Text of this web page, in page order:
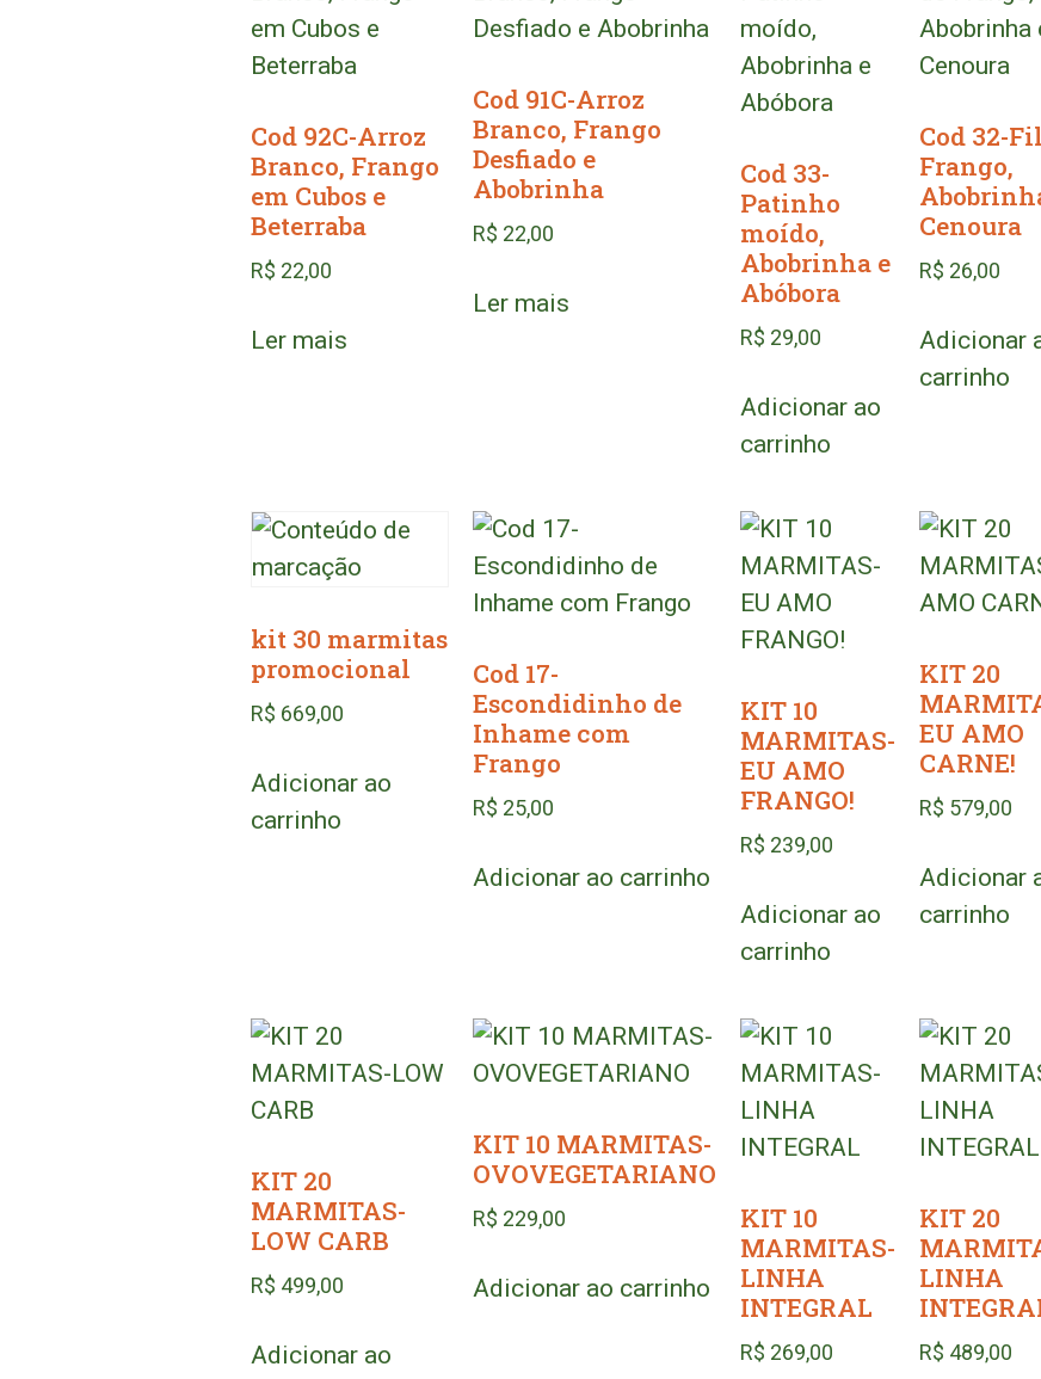
Cod 92C-Arroz
Branco, Frango
em Cubos e
Beterraba
R$ 22,00
Ler mais
Cod 91C-Arroz
Branco, Frango
Desfiado e
Abobrinha
R$ 22,00
Ler mais
Cod 33-
Patinho
moído,
Abobrinha e
Abóbora
R$ 29,00
Adicionar ao
carrinho
Cod 32-
Frango,
Cenoura
R$ 26,00
Adicionar
carrinho
kit 30 marmitas
promocional
R$ 669,00
Adicionar ao
carrinho
Cod 17-
Escondidinho de
Inhame com
Frango
R$ 25,00
Adicionar ao carrinho
KIT 10
MARMITAS-
EU AMO
FRANGO!
R$ 239,00
Adicionar ao
carrinho
KIT 20
EU AMO
CARNE!
R$ 579,00
Adicionar
carrinho
KIT 20
MARMITAS-
LOW CARB
R$ 499,00
Adicionar ao
KIT 10 MARMITAS-
OVOVEGETARIANO
R$ 229,00
Adicionar ao carrinho
KIT 10
MARMITAS-
LINHA
INTEGRAL
R$ 269,00
KIT 20
LINHA
R$ 489,00